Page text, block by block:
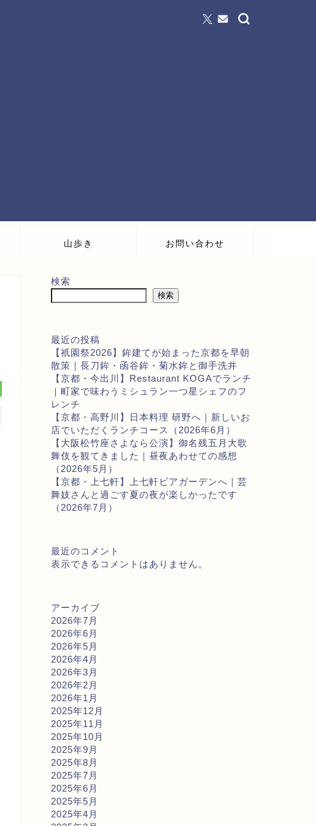
山歩き お問い合わせ
検索
検索
最近の投稿
【祇園祭2026】鉾建てが始まった京都を早朝
散策｜長刀鉾・函谷鉾・菊水鉾と御手洗井
【京都・今出川】Restaurant KOGAでランチ
｜町家で味わうミシュラン一つ星シェフのフ
レンチ
【京都・高野川】日本料理 研野へ｜新しいお
店でいただくランチコース（2026年6月）
【大阪松竹座さよなら公演】御名残五月大歌
舞伎を観てきました｜昼夜あわせての感想
（2026年5月）
【京都・上七軒】上七軒ビアガーデンへ｜芸
舞妓さんと過ごす夏の夜が楽しかったです
（2026年7月）
最近のコメント
表示できるコメントはありません。
アーカイブ
2026年7月
2026年6月
2026年5月
2026年4月
2026年3月
2026年2月
2026年1月
2025年12月
2025年11月
2025年10月
2025年9月
2025年8月
2025年7月
2025年6月
2025年5月
2025年4月